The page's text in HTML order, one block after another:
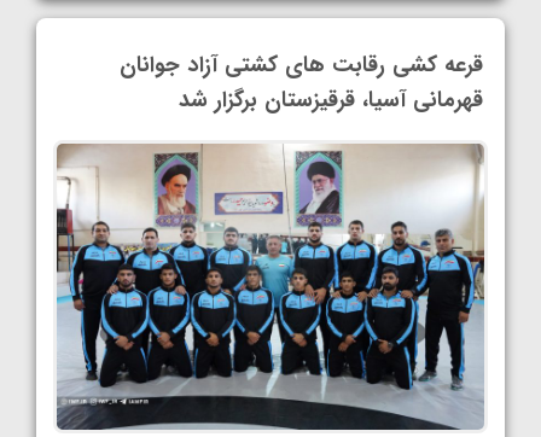
قرعه کشی رقابت های کشتی آزاد جوانان
قهرمانی آسیا، قرقیزستان برگزار شد